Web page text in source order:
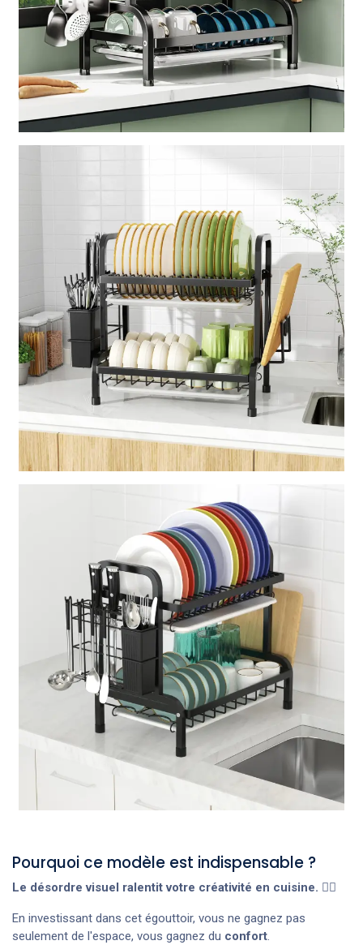
Pourquoi ce modèle est indispensable ?
Le désordre visuel ralentit votre créativité en cuisine. 🧘‍♂️
En investissant dans cet égouttoir, vous ne gagnez pas
seulement de l'espace, vous gagnez du confort.